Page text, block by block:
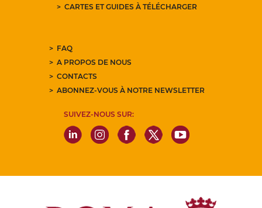
CARTES ET GUIDES À TÉLÉCHARGER
FAQ
A PROPOS DE NOUS
CONTACTS
ABONNEZ-VOUS À NOTRE NEWSLETTER
SUIVEZ-NOUS SUR: